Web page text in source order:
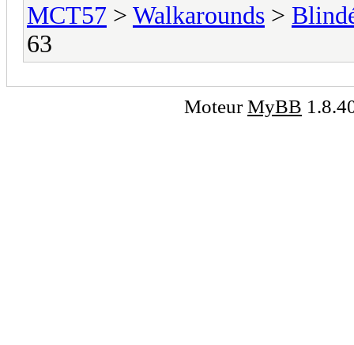
MCT57 > Walkarounds >
63
MoteurMyBB